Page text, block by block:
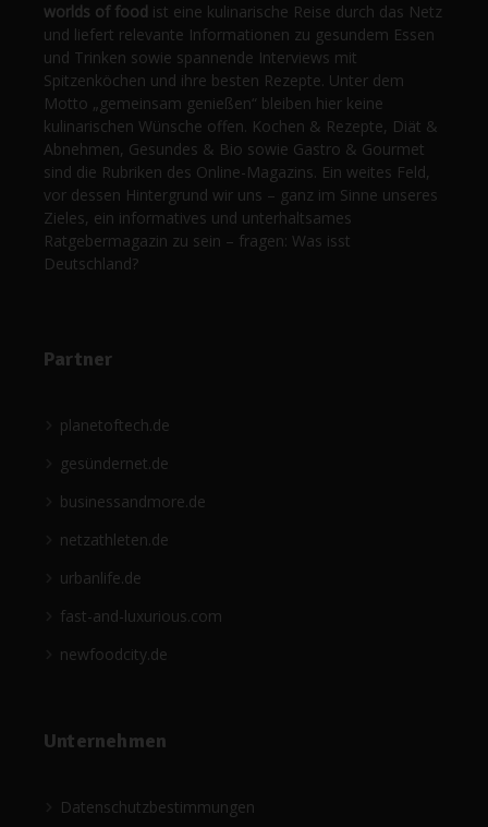
worlds of food ist eine kulinarische Reise durch das Netz
und liefert relevante Informationen zu gesundem Essen
und Trinken sowie spannende Interviews mit
Spitzenköchen und ihre besten Rezepte. Unter dem
Motto „gemeinsam genießen“ bleiben hier keine
kulinarischen Wünsche offen. Kochen & Rezepte, Diät &
Abnehmen, Gesundes & Bio sowie Gastro & Gourmet
sind die Rubriken des Online-Magazins. Ein weites Feld,
vor dessen Hintergrund wir uns – ganz im Sinne unseres
Zieles, ein informatives und unterhaltsames
Ratgebermagazin zu sein – fragen: Was isst
Deutschland?
Partner
planetoftech.de
gesündernet.de
businessandmore.de
netzathleten.de
urbanlife.de
fast-and-luxurious.com
newfoodcity.de
Unternehmen
Datenschutzbestimmungen